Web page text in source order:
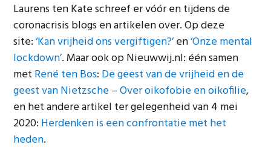
Laurens ten Kate schreef er vóór en tijdens de
coronacrisis blogs en artikelen over. Op deze
site:‘Kan vrijheid ons vergiftigen?’en‘Onze mental
lockdown’. Maar ook op Nieuwwij.nl: één samen
met René ten Bos: De geest van de vrijheid en de
geest van Nietzsche – Over oikofobie en oikofilie,
en het andere artikel ter gelegenheid van 4 mei
2020: Herdenken is een confrontatie met het
heden.